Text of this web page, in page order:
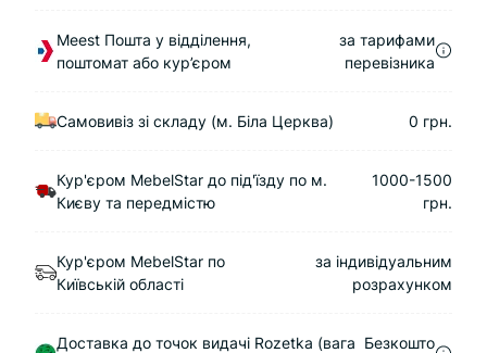
Meest Пошта у відділення,
поштомат або кур’єром
за тарифами
перевізника
Самовивіз зі складу (м. Біла Церква) 0 грн.
Кур'єром MebelStar до під'їзду по м.
Києву та передмістю
1000-1500
грн.
Кур'єром MebelStar по
Київській області
за індивідуальним
розрахунком
Доставка до точок видачі Rozetka (вага Безкошто